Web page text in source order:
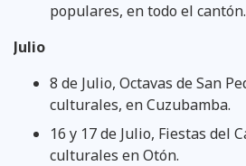
populares, en todo el cantón.
Julio
8 de Julio, Octavas de San
culturales, en Cuzubamba.
16 y 17 de Julio, Fiestas del
culturales en Otón.